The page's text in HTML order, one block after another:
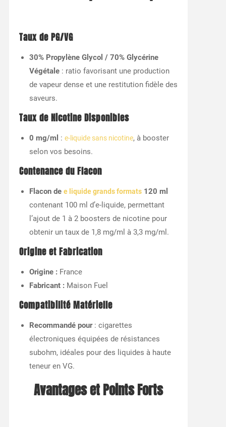
Taux de PG/VG
30% Propylène Glycol / 70% Glycérine
Végétale: ratio favorisant une production
de vapeur dense et une restitution fidèle des
saveurs.
Taux de Nicotine Disponibles
0 mg/ml : e-liquide sans nicotine, à booster
selon vos besoins.
Contenance du Flacon
Flacon de e liquide grands formats120 ml
contenant 100 ml d’e-liquide, permettant
l’ajout de 1 à 2 boosters de nicotine pour
obtenir un taux de 1,8 mg/ml à 3,3 mg/ml.
Origine et Fabrication
Origine :France
Fabricant :Maison Fuel
Compatibilité Matérielle
Recommandé pour: cigarettes
électroniques équipées de résistances
subohm, idéales pour des liquides à haute
teneur en VG.
Avantages et Points Forts